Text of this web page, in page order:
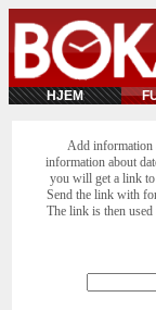
HJEM
Add information
information about
you will get a link to
Send the link with
The link is then